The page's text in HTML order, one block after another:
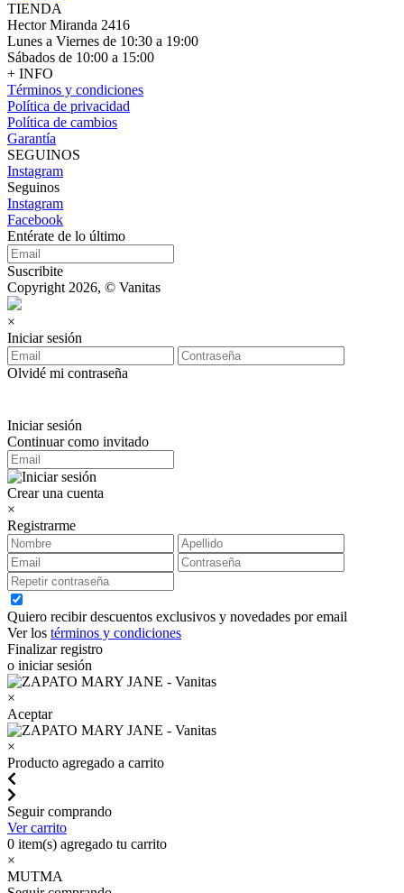
TIENDA
Hector Miranda 2416
Lunes a Viernes de 10:30 a 19:00
Sábados de 10:00 a 15:00
+ INFO
Términos y condiciones
Política de privacidad
Política de cambios
Garantía
SEGUINOS
Instagram
Seguinos
Instagram
Facebook
Entérate de lo último
Suscribite
Copyright 2026, © Vanitas
×
Iniciar sesión
Olvidé mi contraseña
Iniciar sesión
Continuar como invitado
Crear una cuenta
×
Registrarme
Quiero recibir descuentos exclusivos y novedades por email
Ver los términos y condiciones
Finalizar registro
o iniciar sesión
×
Aceptar
×
Producto agregado a carrito
Seguir comprando
Ver carrito
0 item(s) agregado tu carrito
×
MUTMA